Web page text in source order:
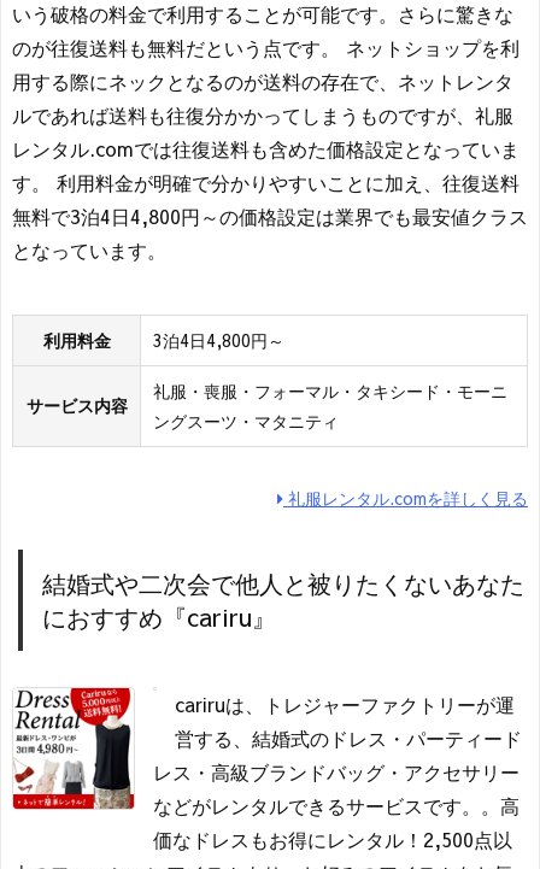
いう破格の料金で利用することが可能です。さらに驚きな
のが往復送料も無料だという点です。 ネットショップを利
用する際にネックとなるのが送料の存在で、ネットレンタ
ルであれば送料も往復分かかってしまうものですが、礼服
レンタル.comでは往復送料も含めた価格設定となっていま
す。 利用料金が明確で分かりやすいことに加え、往復送料
無料で3泊4日4,800円～の価格設定は業界でも最安値クラス
となっています。
利用料金 3泊4日4,800円～
サービス内容
礼服・喪服・フォーマル・タキシード・モーニ
ングスーツ・マタニティ
礼服レンタル.comを詳しく見る
結婚式や二次会で他人と被りたくないあなた
におすすめ『cariru』
cariruは、トレジャーファクトリーが運
営する、結婚式のドレス・パーティード
レス・高級ブランドバッグ・アクセサリー
などがレンタルできるサービスです。。高
価なドレスもお得にレンタル！2,500点以